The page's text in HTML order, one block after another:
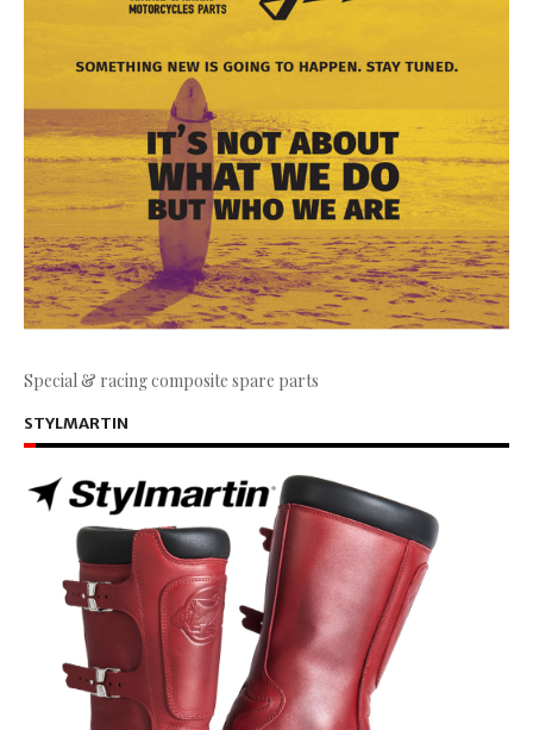
Special & racing composite spare parts
STYLMARTIN